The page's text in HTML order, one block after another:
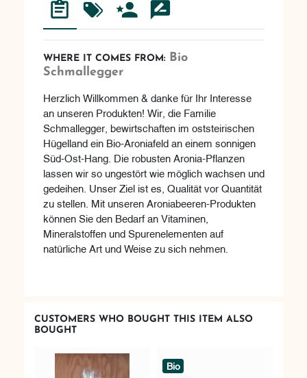
WHERE IT COMES FROM: Bio
Schmallegger
Herzlich Willkommen & danke für Ihr Interesse
an unseren Produkten! Wir, die Familie
Schmallegger, bewirtschaften im oststeirischen
Hügelland ein Bio-Aroniafeld an einem sonnigen
Süd-Ost-Hang. Die robusten Aronia-Pflanzen
lassen wir so ungestört wie möglich wachsen und
gedeihen. Unser Ziel ist es, Qualität vor Quantität
zu stellen. Mit unseren Aroniabeeren-Produkten
können Sie den Bedarf an Vitaminen,
Mineralstoffen und Spurenelementen auf
natürliche Art und Weise zu sich nehmen.
CUSTOMERS WHO BOUGHT THIS ITEM ALSO
BOUGHT
Bio